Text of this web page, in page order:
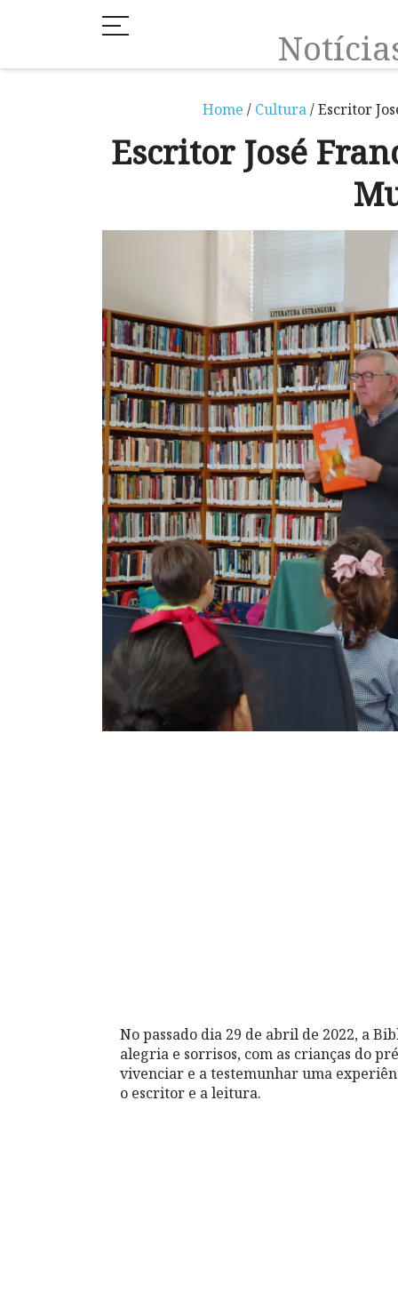
Home / Cultura/ Escritor
Escritor José
No passado dia 29 de abril de 2022, a
alegria e sorrisos, com as crianças do
vivenciar e a testemunhar uma
o escritor e a leitura.